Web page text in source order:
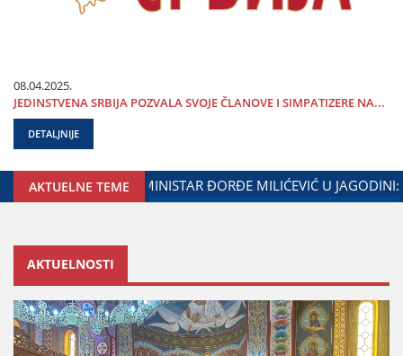
08.04.2025.
ЈEDINSTVENA SRBIЈA POZVALA SVOЈE ČLANOVE I SIMPATIZERE NA...
DETALJNIJE
AKTUELNE TEMEGRADA ЈAGODINE I MINISTARSTVA ZADUŽENOG
AKTUELNOSTI